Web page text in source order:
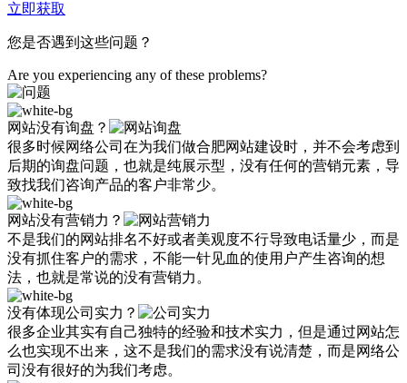
立即获取
您是否遇到这些问题？
Are you experiencing any of these problems?
网站没有询盘？
很多时候网络公司在为我们做合肥网站建设时，并不会考虑到
后期的询盘问题，也就是纯展示型，没有任何的营销元素，导
致找我们咨询产品的客户非常少。
网站没有营销力？
不是我们的网站排名不好或者美观度不行导致电话量少，而是
没有抓住客户的需求，不能一针见血的使用户产生咨询的想
法，也就是常说的没有营销力。
没有体现公司实力？
很多企业其实有自己独特的经验和技术实力，但是通过网站怎
么也实现不出来，这不是我们的需求没有说清楚，而是网络公
司没有很好的为我们考虑。